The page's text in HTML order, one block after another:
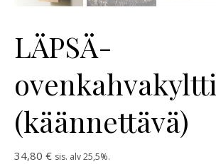
LÄPSÄ-
ovenkahvakyltti
(käännettävä)
34,80 € sis. alv 25,5%.